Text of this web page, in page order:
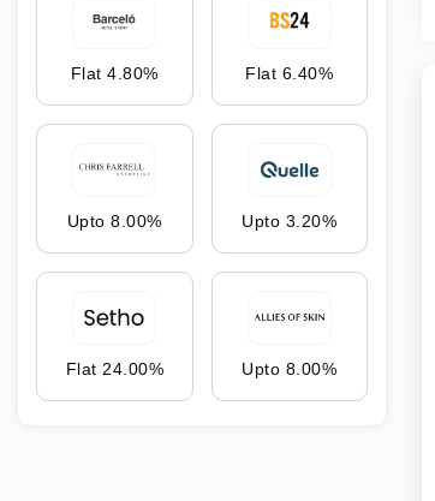
Flat 4.80% Flat 6.40%
Upto 8.00% Upto 3.20%
Flat 24.00% Upto 8.00%